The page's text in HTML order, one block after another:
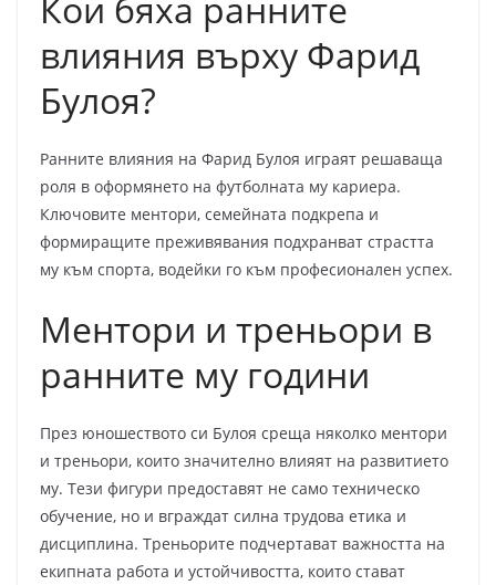
влияния върху Фарид
Булоя?
Ранните влияния на Фарид Булоя играят решаваща
роля в оформянето на футболната му кариера.
Ключовите ментори, семейната подкрепа и
формиращите преживявания подхранват страстта
му към спорта, водейки го към професионален успех.
Ментори и треньори в
ранните му години
През юношеството си Булоя среща няколко ментори
и треньори, които значително влияят на развитието
му. Тези фигури предоставят не само техническо
обучение, но и вграждат силна трудова етика и
дисциплина. Треньорите подчертават важността на
екипната работа и устойчивостта, които стават